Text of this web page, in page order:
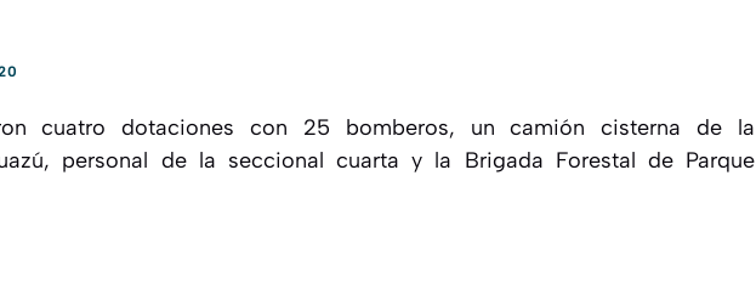
cuatro dotaciones con 25 bomberos, un camión cisterna de la
personal de la seccional cuarta y la Brigada Forestal de Parque